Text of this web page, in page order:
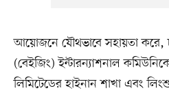
আয়োজনে যৌথভাবে সহায়তা করে,
(বেইজিং) ইন্টারন্যাশনাল
লিমিটেডের হাইনান শাখা এবং